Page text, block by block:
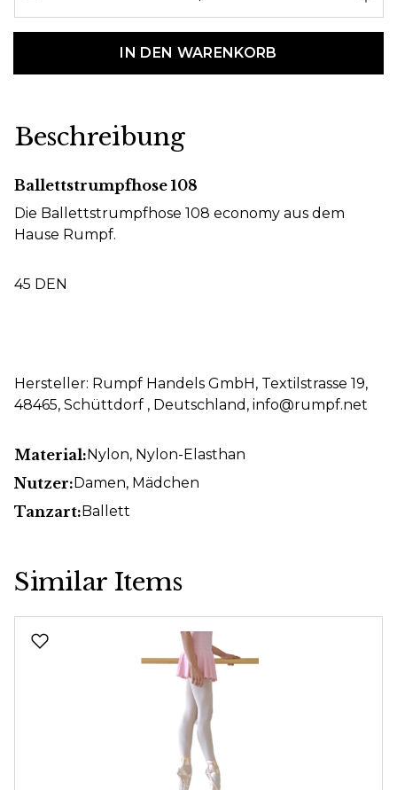
IN DEN WARENKORB
Beschreibung
Ballettstrumpfhose 108
Die Ballettstrumpfhose 108 economy aus dem
Hause Rumpf.
45 DEN
Hersteller: Rumpf Handels GmbH, Textilstrasse 19,
48465, Schüttdorf , Deutschland, info@rumpf.net
Material:Nylon, Nylon-Elasthan
Nutzer:Damen, Mädchen
Tanzart:Ballett
Similar Items